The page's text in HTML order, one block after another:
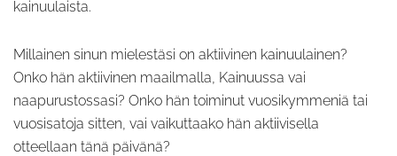
kainuulaista.
Millainen sinun mielestäsi on aktiivinen kainuulainen?
Onko hän aktiivinen maailmalla, Kainuussa vai
naapurustossasi? Onko hän toiminut vuosikymmeniä tai
vuosisatoja sitten, vai vaikuttaako hän aktiivisella
otteellaan tänä päivänä?